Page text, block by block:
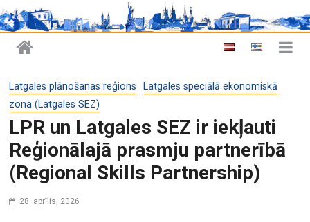
Latgales plānošanas reģions
Latgales speciālā ekonomiskā
zona (Latgales SEZ)
LPR un Latgales SEZ ir iekļauti
Reģionālajā prasmju partnerībā
(Regional Skills Partnership)
28. aprīlis, 2026